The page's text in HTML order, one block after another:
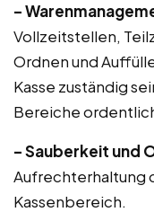
–
Vollzeitstellen,
Ordnen und
Kasse zuständig
Bereiche
– Sauberkeit und
Aufrechterhaltung
Kassenbereich.